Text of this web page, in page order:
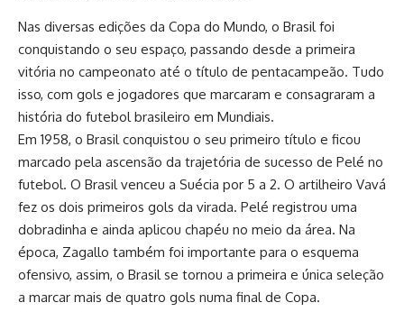
Nas diversas edições da Copa do Mundo, o Brasil foi
conquistando o seu espaço, passando desde a primeira
vitória no campeonato até o título de pentacampeão. Tudo
isso, com gols e jogadores que marcaram e consagraram a
história do futebol brasileiro em Mundiais.
Em 1958, o Brasil conquistou o seu primeiro título e ficou
marcado pela ascensão da trajetória de sucesso de Pelé no
futebol. O Brasil venceu a Suécia por 5 a 2. O artilheiro Vavá
fez os dois primeiros gols da virada. Pelé registrou uma
dobradinha e ainda aplicou chapéu no meio da área. Na
época, Zagallo também foi importante para o esquema
ofensivo, assim, o Brasil se tornou a primeira e única seleção
a marcar mais de quatro gols numa final de Copa.